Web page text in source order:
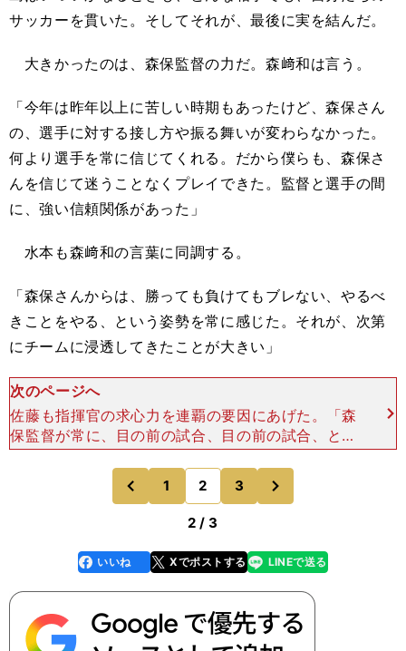
サッカーを貫いた。そしてそれが、最後に実を結んだ。
大きかったのは、森保監督の力だ。森﨑和は言う。
「今年は昨年以上に苦しい時期もあったけど、森保さん
の、選手に対する接し方や振る舞いが変わらなかった。
何より選手を常に信じてくれる。だから僕らも、森保さ
んを信じて迷うことなくプレイできた。監督と選手の間
に、強い信頼関係があった」
水本も森﨑和の言葉に同調する。
「森保さんからは、勝っても負けてもブレない、やるべ
きことをやる、という姿勢を常に感じた。それが、次第
にチームに浸透してきたことが大きい」
次のページへ
佐藤も指揮官の求心力を連覇の要因にあげた。「森
保監督が常に、目の前の試合、目の前の試合、とい
った感じで目標設定をしてくれた。それによって、
（自分たちに）のし掛かってくるモノを軽減してく
れた。昨季優
前
のページへ
1 2 3
2 / 3
faceboo
k
いいね Xでポストする
line LINEで送る